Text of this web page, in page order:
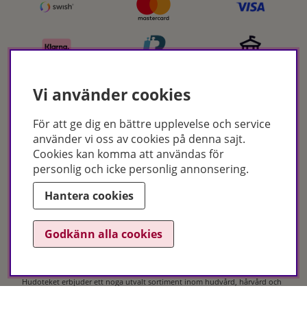
Certifikat
Hudoteket erbjuder ett noga utvalt sortiment inom hudvård, hårvård och
Vi använder cookies
För att ge dig en bättre upplevelse och service
använder vi oss av cookies på denna sajt.
Cookies kan komma att användas för
personlig och icke personlig annonsering.
Hantera cookies
Godkänn alla cookies